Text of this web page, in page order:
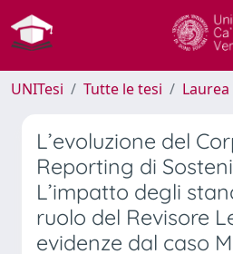
UNITesi Tutte le tesi
L’evoluzione del
Reporting di
L’impatto degli
ruolo del Revisore
evidenze dal caso